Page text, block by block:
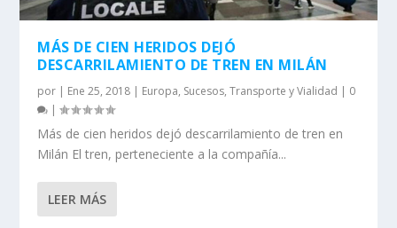
MÁS DE CIEN HERIDOS DEJÓ
DESCARRILAMIENTO DE TREN EN MILÁN
por | Ene 25, 2018 | Europa, Sucesos,Transporte y Vialidad | 0
|
Más de cien heridos dejó descarrilamiento de tren en
Milán El tren, perteneciente a la compañía...
LEER MÁS